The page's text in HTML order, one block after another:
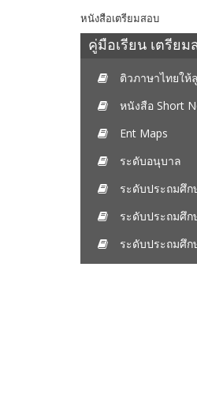
หนังสือเตรียมสอบ
คู่มือเรียน เตรียม
ติวภาษาไทยให้
หนังสือ Short
Ent Maps
ระดับอนุบาล
ระดับประถมศึก
ระดับประถมศึก
ระดับประถมศึก